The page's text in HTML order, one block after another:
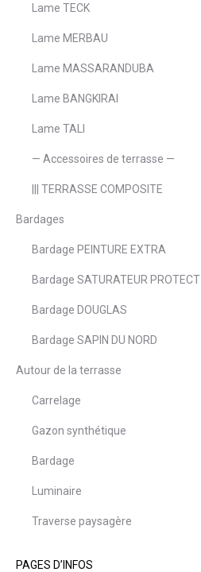
Lame TECK
Lame MERBAU
Lame MASSARANDUBA
Lame BANGKIRAI
Lame TALI
— Accessoires de terrasse —
||| TERRASSE COMPOSITE
Bardages
Bardage PEINTURE EXTRA
Bardage SATURATEUR PROTECT
Bardage DOUGLAS
Bardage SAPIN DU NORD
Autour de la terrasse
Carrelage
Gazon synthétique
Bardage
Luminaire
Traverse paysagère
PAGES D’INFOS